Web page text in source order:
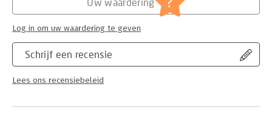
Schrijf een recensie
Lees ons recensiebeleid
Log in om uw waardering te geven